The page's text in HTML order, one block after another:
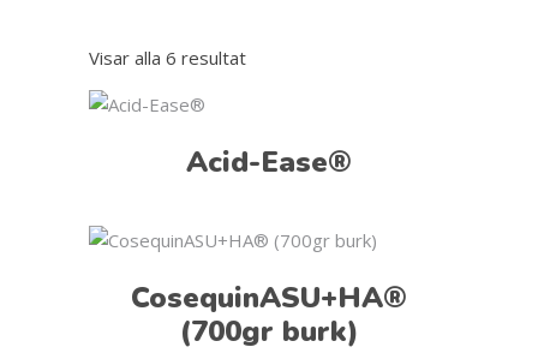
Visar alla 6 resultat
Acid-Ease®
CosequinASU+HA®
(700gr burk)